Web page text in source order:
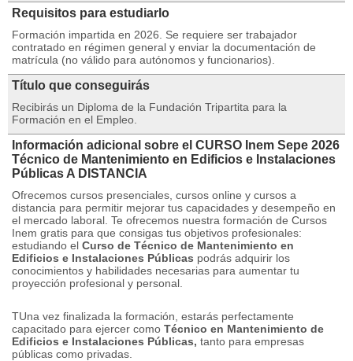
Requisitos para estudiarlo
Formación impartida en 2026. Se requiere ser trabajador
contratado en régimen general y enviar la documentación de
matrícula (no válido para autónomos y funcionarios).
Título que conseguirás
Recibirás un Diploma de la Fundación Tripartita para la
Formación en el Empleo.
Información adicional sobre el CURSO Inem Sepe 2026
Técnico de Mantenimiento en Edificios e Instalaciones
Públicas A DISTANCIA
Ofrecemos cursos presenciales, cursos online y cursos a
distancia para permitir mejorar tus capacidades y desempeño en
el mercado laboral. Te ofrecemos nuestra formación de Cursos
Inem gratis para que consigas tus objetivos profesionales:
estudiando el Curso de Técnico de Mantenimiento en
Edificios e Instalaciones Públicas podrás adquirir los
conocimientos y habilidades necesarias para aumentar tu
proyección profesional y personal.
TUna vez finalizada la formación, estarás perfectamente
capacitado para ejercer como Técnico en Mantenimiento de
Edificios e Instalaciones Públicas, tanto para empresas
públicas como privadas.